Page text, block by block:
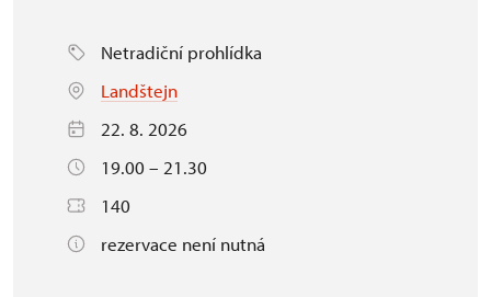
Netradiční prohlídka
Landštejn
22. 8. 2026
19.00 – 21.30
140
rezervace není nutná